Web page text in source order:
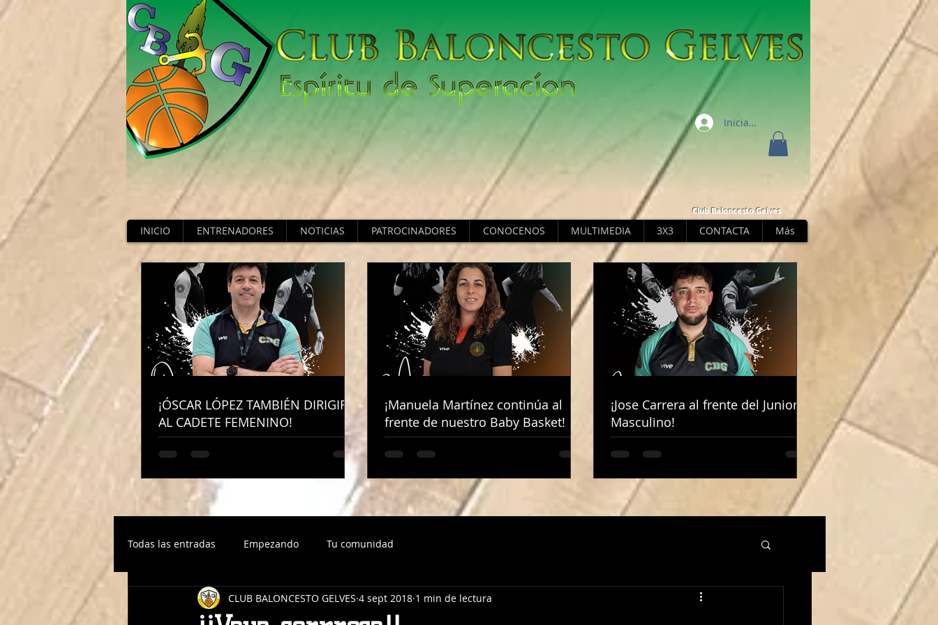
Iniciar sesión
Club Baloncesto Gelves
INICIO ENTRENADORES NOTICIAS PATROCINADORES CONOCENOS MULTIMEDIA 3X3 CONTACTA Más
¡ÓSCAR LÓPEZ TAMBIÉN DIRIGIRÁ
AL CADETE FEMENINO!
¡Manuela Martínez continúa al
frente de nuestro Baby Basket!
¡Jose Carrera al frente del Junior
Masculino!
¡ÓSCAR LÓPEZ TAMBIÉN DIRIGIRÁ
AL CADETE FEMENINO!
¡Manuela Martínez continúa al
frente de nuestro Baby Basket!
¡Jose Carrera al frente del Junior
Masculino!
Todas las entradas Empezando Tu comunidad
CLUB BALONCESTO GELVES 4 sept 2018 1 min de lectura